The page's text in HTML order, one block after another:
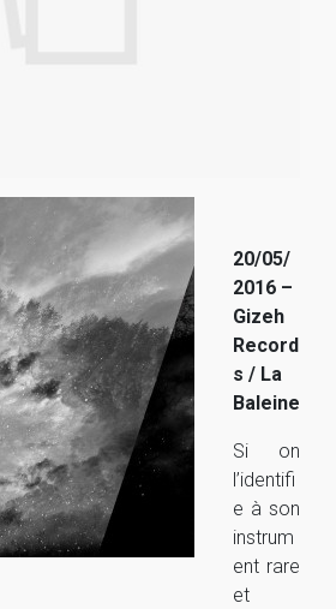
20/05/
2016 –
Gizeh
Record
s / La
Baleine
Si on
l’identifi
e à son
instrum
ent rare
et